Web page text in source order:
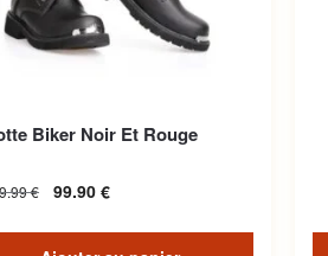
Biker Noir Et Rouge
€ 99.90 €